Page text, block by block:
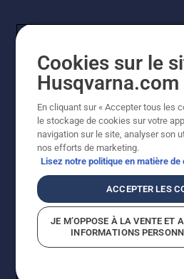
© Husqvarna AB (publ). Tous
indiqués sont des prix de vente
contractuelles. Tous les prix
disponible pour un
Conditions d'utilisation Avis
Égalité hommes femmes
Cookies sur le
Husqvarna.com
En cliquant sur « Accepter tous les
le stockage de cookies sur votre
navigation sur le site, analyser son
nos efforts de marketing.
Lisez notre politique en matière de
ACCEPTER LES
JE M’OPPOSE À LA VENTE ET
INFORMATIONS